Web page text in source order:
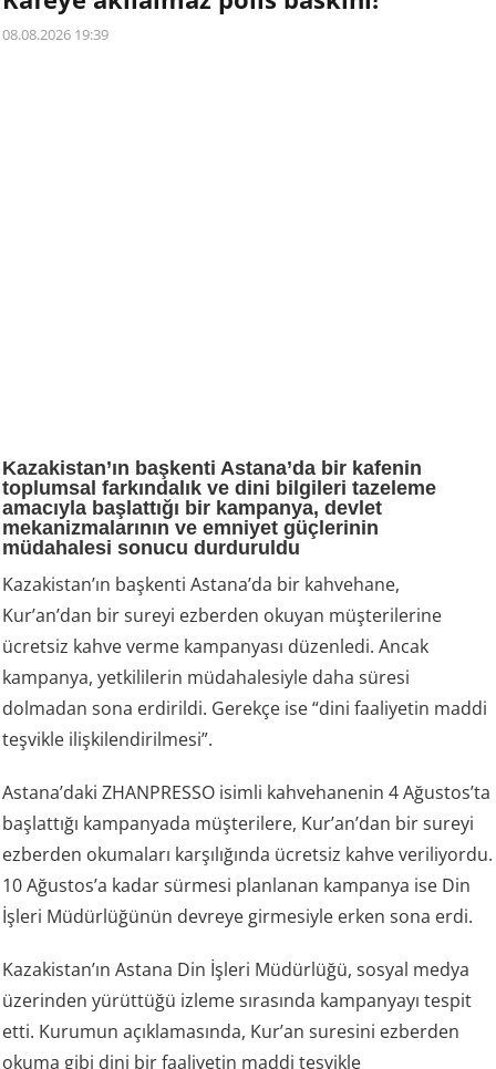
08.08.2026 19:39
Kazakistan’ın başkenti Astana’da bir kafenin
toplumsal farkındalık ve dini bilgileri tazeleme
amacıyla başlattığı bir kampanya, devlet
mekanizmalarının ve emniyet güçlerinin
müdahalesi sonucu durduruldu
Kazakistan’ın başkenti Astana’da bir kahvehane,
Kur’an’dan bir sureyi ezberden okuyan müşterilerine
ücretsiz kahve verme kampanyası düzenledi. Ancak
kampanya, yetkililerin müdahalesiyle daha süresi
dolmadan sona erdirildi. Gerekçe ise “dini faaliyetin maddi
teşvikle ilişkilendirilmesi”.
Astana’daki ZHANPRESSO isimli kahvehanenin 4 Ağustos’ta
başlattığı kampanyada müşterilere, Kur’an’dan bir sureyi
ezberden okumaları karşılığında ücretsiz kahve veriliyordu.
10 Ağustos’a kadar sürmesi planlanan kampanya ise Din
İşleri Müdürlüğünün devreye girmesiyle erken sona erdi.
Kazakistan’ın Astana Din İşleri Müdürlüğü, sosyal medya
üzerinden yürüttüğü izleme sırasında kampanyayı tespit
etti. Kurumun açıklamasında, Kur’an suresini ezberden
okuma gibi dini bir faaliyetin maddi teşvikle